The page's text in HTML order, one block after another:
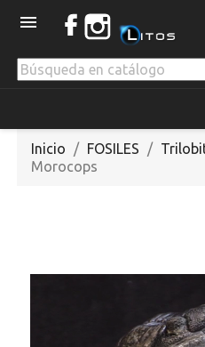

Inicio FOSILES
Morocops